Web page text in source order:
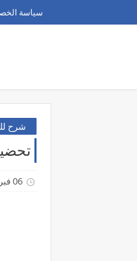
سياسة
شرح
06 فبراير 2025